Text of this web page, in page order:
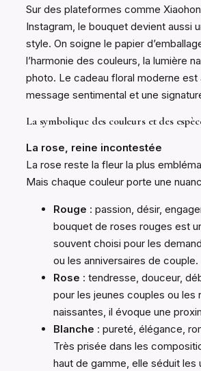
Sur des plateformes comme
Instagram, le bouquet devient aussi
style. On soigne le papier
l’harmonie des couleurs, la lumière
photo. Le cadeau floral moderne est
message sentimental et une
La symbolique des couleurs et des
La rose, reine incontestée
La rose reste la fleur la plus
Mais chaque couleur porte une
Rouge : passion, désir,
bouquet de roses rouges est
souvent choisi pour les
ou les anniversaires de couple.
Rose : tendresse, douceur,
pour les jeunes couples ou les
naissantes, il évoque une
Blanche : pureté, élégance,
Très prisée dans les
haut de gamme, elle séduit les